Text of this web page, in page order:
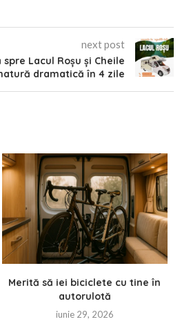
next post
spre Lacul Roșu și Cheile
dramatică în 4 zile
Merită să iei biciclete cu tine în
autorulotă
iunie 29, 2026